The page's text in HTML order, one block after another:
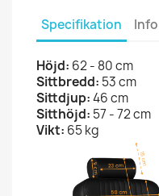
Specifikation Info
Höjd: 62 - 80 cm
Sittbredd: 53 cm
Sittdjup:46 cm
Sitthöjd: 57 - 72 cm
Vikt: 65 kg